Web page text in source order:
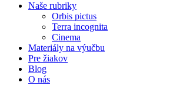
Naše rubriky
Orbis pictus
Terra incognita
Cinema
Materiály na výučbu
Pre žiakov
Blog
O nás